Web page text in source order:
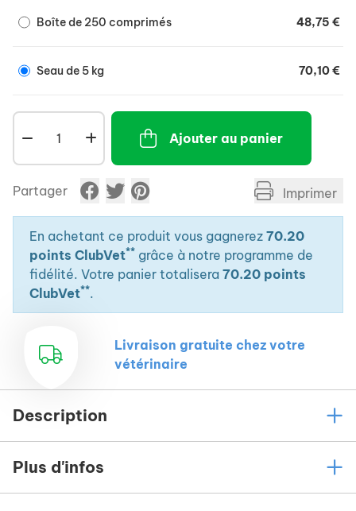
Boîte de 250 comprimés 48,75 €
Seau de 5 kg 70,10 €
Ajouter au panier
Partager Imprimer
En achetant ce produit vous gagnerez 70.20
points ClubVet** grâce à notre programme de
fidélité. Votre panier totalisera 70.20 points
ClubVet**.
Livraison gratuite chez votre
vétérinaire
Description
Plus d'infos